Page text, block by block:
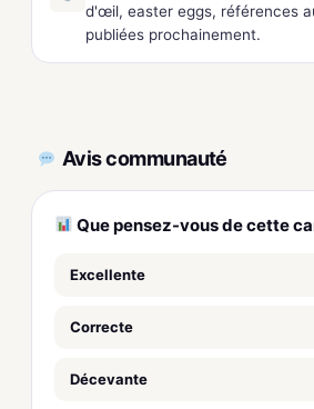
d'œil, easter eggs, références
publiées prochainement.
Avis communauté
Que pensez-vous de cette
Excellente
Correcte
Décevante